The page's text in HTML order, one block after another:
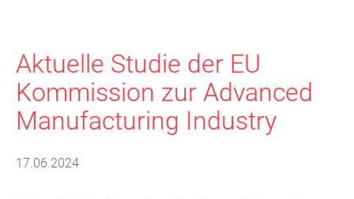
Aktuelle Studie der EU
Kommission zur Advanced
Manufacturing Industry
17.06.2024